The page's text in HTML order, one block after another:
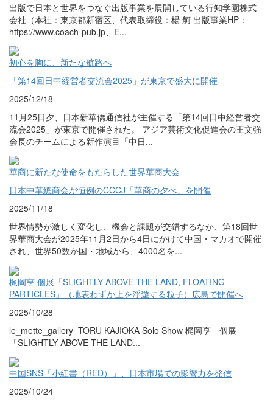
出版で日本と世界をつなぐ出版事業を展開している行知学園株式
会社（本社：東京都新宿区、代表取締役：楊 舸 出版事業HP：
https://www.coach-pub.jp、E...
初心を胸に、新たな航路へ
「第14回日中経営者交流会2025」が東京で盛大に開催
2025/12/18
11月25日夕、日本新華僑通信社が主催する「第14回日中経営者交
流会2025」が東京で開催された。 アジア芸術文化促進会の王文強
会長のチームによる新作演目「中日...
華商に新たな使命をもたらした世界華商大会
日本中華總商会が恒例のCCCJ「華商の夕べ」を開催
2025/11/18
世界情勢が激しく変化し、機会と課題が交錯するなか、第18回世
界華商大会が2025年11月2日から4日にかけて中国・マカオで開催
され、世界50数か国・地域から、4000名を...
梶岡亨 個展「SLIGHTLY ABOVE THE LAND, FLOATING
PARTICLES」（地表わずか上を浮遊する粒子）広島で開催へ
2025/10/28
le_mette_gallery TORU KAJIOKA Solo Show 梶岡亨 個展
「SLIGHTLY ABOVE THE LAND...
中国SNS「小紅書（RED）」、日本市場での影響力を発信
2025/10/24